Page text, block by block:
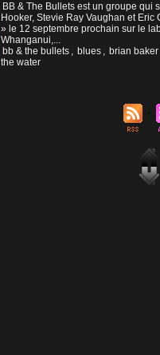
BB & The Bullets est un groupe qui
Hooker, Stevie Ray Vaughan et
» le 12 septembre prochain sur le
Whanganui,...
bb & the bullets , blues , brian baker
the water